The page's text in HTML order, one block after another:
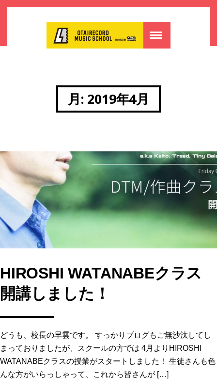
月: 2019年4月
HIROSHI WATANABEクラス
開講しました！
どうも、校長の早雲です。 すっかりブログもご無沙汰してし
まっておりましたが、スクールの方では 4月よりHIROSHI
WATANABEクラスの授業がスタートしました！ 生徒さんも色
んな方がいらっしゃって、これから皆さんが […]